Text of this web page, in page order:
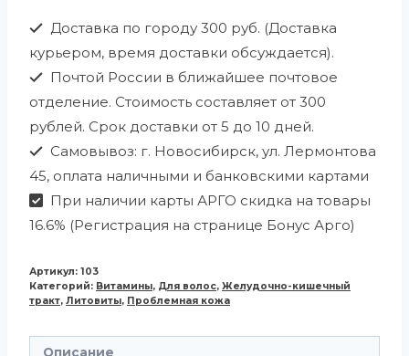
Доставка по городу 300 руб. (Доставка
курьером, время доставки обсуждается).
Почтой России в ближайшее почтовое
отделение. Стоимость составляет от 300
рублей. Срок доставки от 5 до 10 дней.
Самовывоз: г. Новосибирск, ул. Лермонтова
45, оплата наличными и банковскими картами
При наличии карты АРГО скидка на товары
16.6% (Регистрация на странице Бонус Арго)
Артикул: 103
Категорий: Витамины, Для волос, Желудочно-кишечный
тракт, Литовиты, Проблемная кожа
Описание